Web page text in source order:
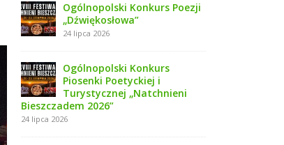
Ogólnopolski Konkurs Poezji
„Dźwiękosłowa”
24 lipca 2026
Ogólnopolski Konkurs
Piosenki Poetyckiej i
Turystycznej „Natchnieni
Bieszczadem 2026”
24 lipca 2026